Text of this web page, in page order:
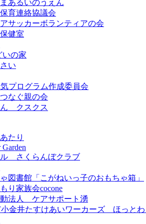
あるいのうえん
育連絡協議会
サッカーボランティアの会
健室
いの家
い
プログラム作成委員会
なぐ親の会
ん クスクス
たり
ル さくらんぼクラブ
図書館「こがねいっ子のおもちゃ箱」
り家族会cocone
動法人 ケアサポート湧
小金井たすけあいワーカーズ ほっと